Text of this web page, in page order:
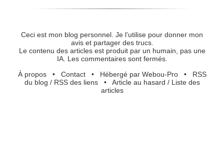
Ceci est mon blog personnel. Je l’utilise pour donner mon
avis et partager des trucs.
Le contenu des articles est produit par un humain, pas une
IA. Les commentaires sont fermés.
À propos• Contact• Hébergé par Webou-Pro• RSS
du blog / RSS des liens• Article au hasard / Liste des
articles